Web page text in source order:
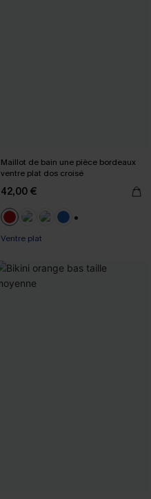
Maillot de bain une pièce bordeaux
ventre plat dos croisé
42,00 €
Ventre plat